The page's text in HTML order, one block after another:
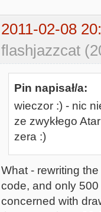
2011-02-08
flashjazzcat
Pin napisał/a:
wieczor :) - nic
ze zwykłego
zera :)
What - rewriting
code, and only
concerned with